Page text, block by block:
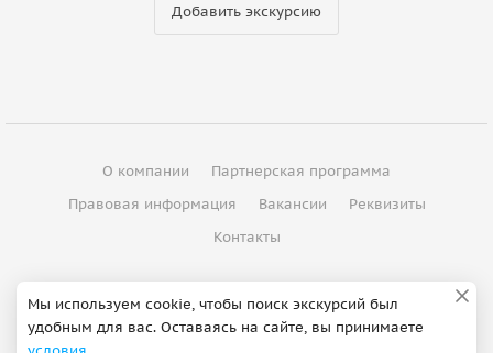
Добавить экскурсию
О компании
Партнерская программа
Правовая информация
Вакансии
Реквизиты
Контакты
© 2012 - 2026 ООО "Спутник"
Сделано в Петербурге
Мы используем cookie, чтобы поиск экскурсий был
удобным для вас. Оставаясь на сайте, вы принимаете